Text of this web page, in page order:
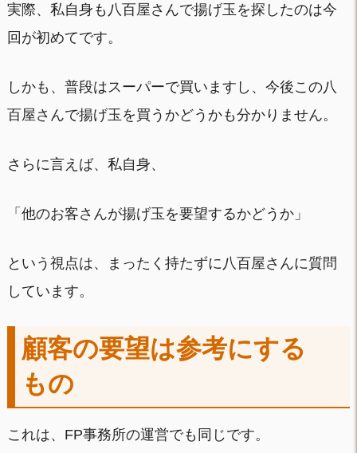
実際、私自身も八百屋さんで揚げ玉を探したのは今
回が初めてです。
しかも、普段はスーパーで買いますし、今後この八
百屋さんで揚げ玉を買うかどうかも分かりません。
さらに言えば、私自身、
「他のお客さんが揚げ玉を要望するかどうか」
という視点は、まったく持たずに八百屋さんに質問
しています。
顧客の要望は参考にする
もの
これは、FP事務所の運営でも同じです。